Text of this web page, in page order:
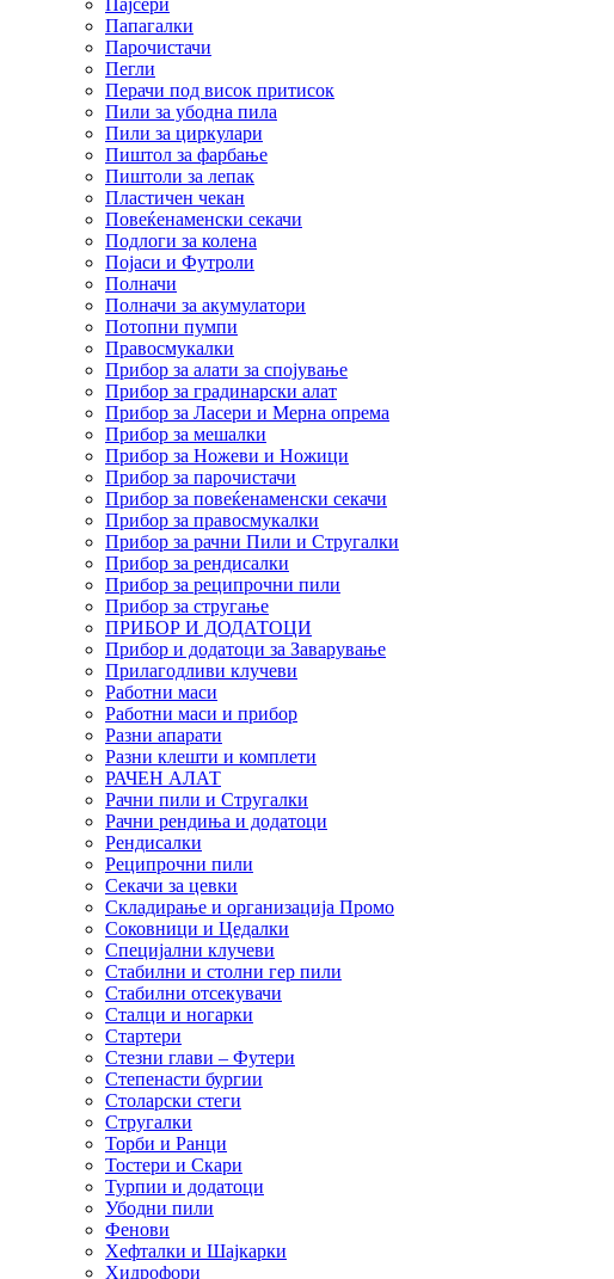
Пајсери
Папагалки
Парочистачи
Пегли
Перачи под висок притисок
Пили за убодна пила
Пили за циркулари
Пиштол за фарбање
Пиштоли за лепак
Пластичен чекан
Повеќенаменски секачи
Подлоги за колена
Појаси и Футроли
Полначи
Полначи за акумулатори
Потопни пумпи
Правосмукалки
Прибор за алати за спојување
Прибор за градинарски алат
Прибор за Ласери и Мерна опрема
Прибор за мешалки
Прибор за Ножеви и Ножици
Прибор за парочистачи
Прибор за повеќенаменски секачи
Прибор за правосмукалки
Прибор за рачни Пили и Стругалки
Прибор за рендисалки
Прибор за реципрочни пили
Прибор за стругање
ПРИБОР И ДОДАТОЦИ
Прибор и додатоци за Заварување
Прилагодливи клучеви
Работни маси
Работни маси и прибор
Разни апарати
Разни клешти и комплети
РАЧЕН АЛАТ
Рачни пили и Стругалки
Рачни рендиња и додатоци
Рендисалки
Реципрочни пили
Секачи за цевки
Складирање и организација Промо
Соковници и Цедалки
Специјални клучеви
Стабилни и столни гер пили
Стабилни отсекувачи
Сталци и ногарки
Стартери
Стезни глави – Футери
Степенасти бургии
Столарски стеги
Стругалки
Торби и Ранци
Тостери и Скари
Турпии и додатоци
Убодни пили
Фенови
Хефталки и Шајкарки
Хидрофори